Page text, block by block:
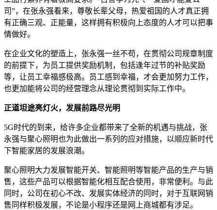
司”，在张永强看来，尊敬长辈父母，热爱祖国的人才真正拥
有正确三观、正能量，这样拥有积极向上态度的人才可以把事
情做好。
在企业文化的塑造上，张永强一丝不苟，在贯彻公司规章制度
的前提下，为员工提供奖励机制，包括逢年过节的补贴奖励
等，让员工幸福感极高。员工感到幸福，才会更加努力工作，
也更加能将公司的经营理念从理论贯彻到实际工作中。
正道坦途亮灯火，发展前路尽光明
5G时代的到来，给许多企业都带来了全新的机遇与挑战，张
永强与聚心照明也为此做出一系列的应对措施，以顺应新时代
下智能家居的发展浪潮。
聚心照明大力发展智能开关、智能照明等智能产品的生产与销
售，这些产品可以根据智能化相互配合使用，非常便利。与此
同时，公司在初心不改、发展实体经济的同时，对于互联网销
售同样积极发展，不论是小程序还是网上商城都有涉足。